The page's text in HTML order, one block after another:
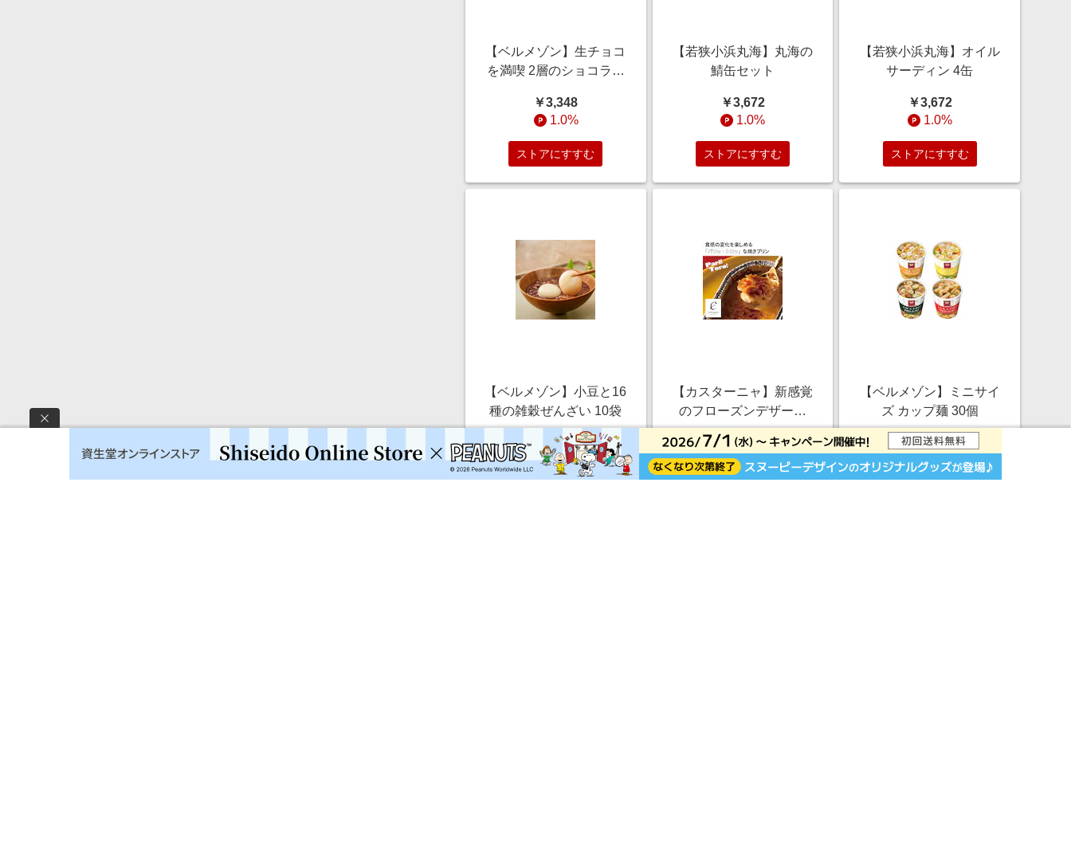
【ベルメゾン】生チョコ
を満喫 2層のショコラタ
￥3,348
1.0%
ストアにすすむ
【若狭小浜丸海】丸海の
鯖缶セット
￥3,672
1.0%
ストアにすすむ
【若狭小浜丸海】オイル
サーディン 4缶
￥3,672
1.0%
ストアにすすむ
【ベルメゾン】小豆と16
種の雑穀ぜんざい 10袋
￥3,680
1.0%
【カスターニャ】新感覚
のフローズンデザート
アイスプリンカタラーナ
6個
￥3,240
1.0%
【ベルメゾン】ミニサイ
ズ カップ麺 30個
￥5,400
1.0%